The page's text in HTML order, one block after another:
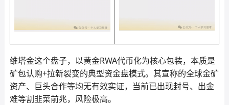
维塔金这个盘子，以黄金RWA代币化为核心包装，本质是
矿包认购+拉新裂变的典型资金盘模式。其宣称的全球金矿
资产、巨头合作等均无有效实证，当前已出现封号、出金
难等割韭菜前兆，风险极高。